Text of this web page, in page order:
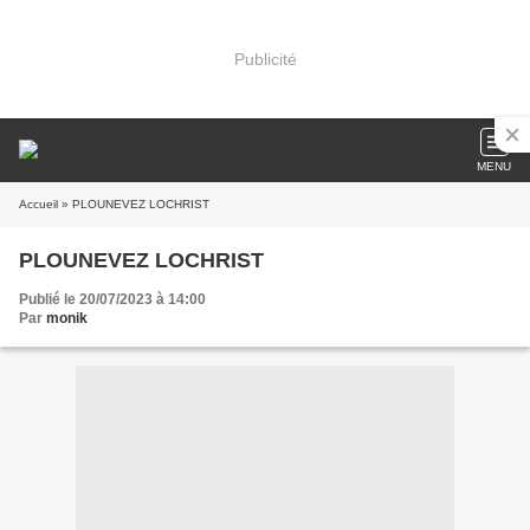
Publicité
MENU
Accueil » PLOUNEVEZ LOCHRIST
PLOUNEVEZ LOCHRIST
Publié le 20/07/2023 à 14:00
Par monik